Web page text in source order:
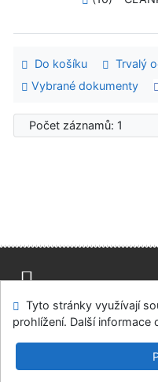
Do košíku Trvalý
Vybrané dokumenty
Počet záznamů: 1
Mapa stránek
Modul OpenSearch
Univerzitní knihovna -
Tyto stránky využívají
prohlížení. Další informace